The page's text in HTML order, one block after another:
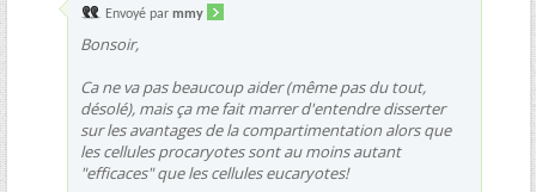
Envoyé par mmy
Bonsoir,
Ca ne va pas beaucoup aider (même pas du tout,
désolé), mais ça me fait marrer d'entendre disserter
sur les avantages de la compartimentation alors que
les cellules procaryotes sont au moins autant
"efficaces" que les cellules eucaryotes!